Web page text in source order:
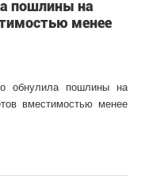
пошлины на
менее
обнулила пошлины на
вместимостью менее